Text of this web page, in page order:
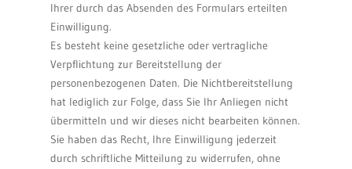
Ihrer durch das Absenden des Formulars erteilten
Einwilligung.
Es besteht keine gesetzliche oder vertragliche
Verpflichtung zur Bereitstellung der
personenbezogenen Daten. Die Nichtbereitstellung
hat lediglich zur Folge, dass Sie Ihr Anliegen nicht
übermitteln und wir dieses nicht bearbeiten können.
Sie haben das Recht, Ihre Einwilligung jederzeit
durch schriftliche Mitteilung zu widerrufen, ohne